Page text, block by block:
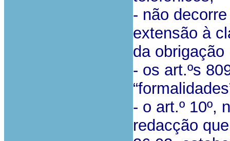
- não
extensão à
da obrigação
- os art.ºs
- o art.º 10º,
redacção